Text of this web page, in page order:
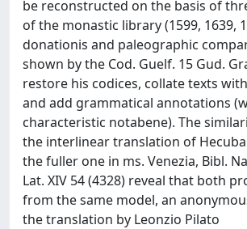
be reconstructed on the basis of
of the monastic library (1599, 1639,
donationis and paleographic
shown by the Cod. Guelf. 15 Gud.
restore his codices, collate texts
and add grammatical annotations
characteristic notabene). The
the interlinear translation of
the fuller one in ms. Venezia, Bibl.
Lat. XIV 54 (4328) reveal that both
from the same model, an
the translation by Leonzio Pilato